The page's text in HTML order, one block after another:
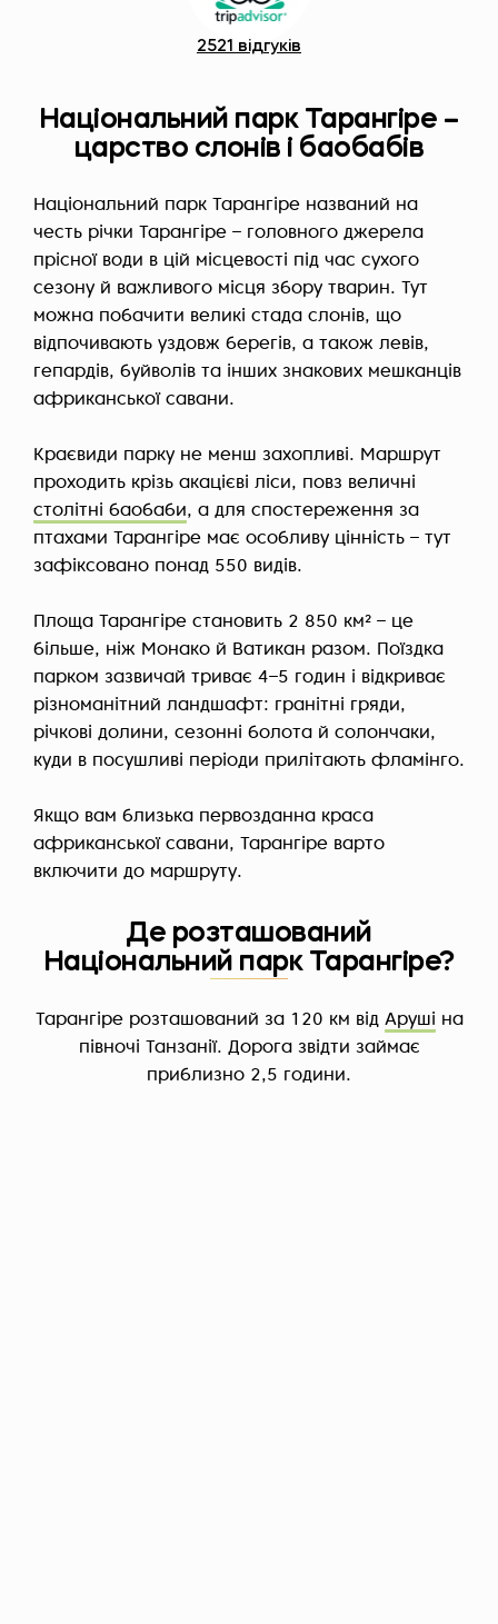
2521 відгуків
Національний парк Тарангіре –
царство слонів і баобабів
Національний парк Тарангіре названий на
честь річки Тарангіре – головного джерела
прісної води в цій місцевості під час сухого
сезону й важливого місця збору тварин. Тут
можна побачити великі стада слонів, що
відпочивають уздовж берегів, а також левів,
гепардів, буйволів та інших знакових мешканців
африканської савани.
Краєвиди парку не менш захопливі. Маршрут
проходить крізь акацієві ліси, повз величні
столітні баобаби, а для спостереження за
птахами Тарангіре має особливу цінність – тут
зафіксовано понад 550 видів.
Площа Тарангіре становить 2 850 км² – це
більше, ніж Монако й Ватикан разом. Поїздка
парком зазвичай триває 4–5 годин і відкриває
різноманітний ландшафт: гранітні гряди,
річкові долини, сезонні болота й солончаки,
куди в посушливі періоди прилітають фламінго.
Якщо вам близька первозданна краса
африканської савани, Тарангіре варто
включити до маршруту.
Де розташований
Національний парк Тарангіре?
Тарангіре розташований за 120 км від Аруші на
півночі Танзанії. Дорога звідти займає
приблизно 2,5 години.